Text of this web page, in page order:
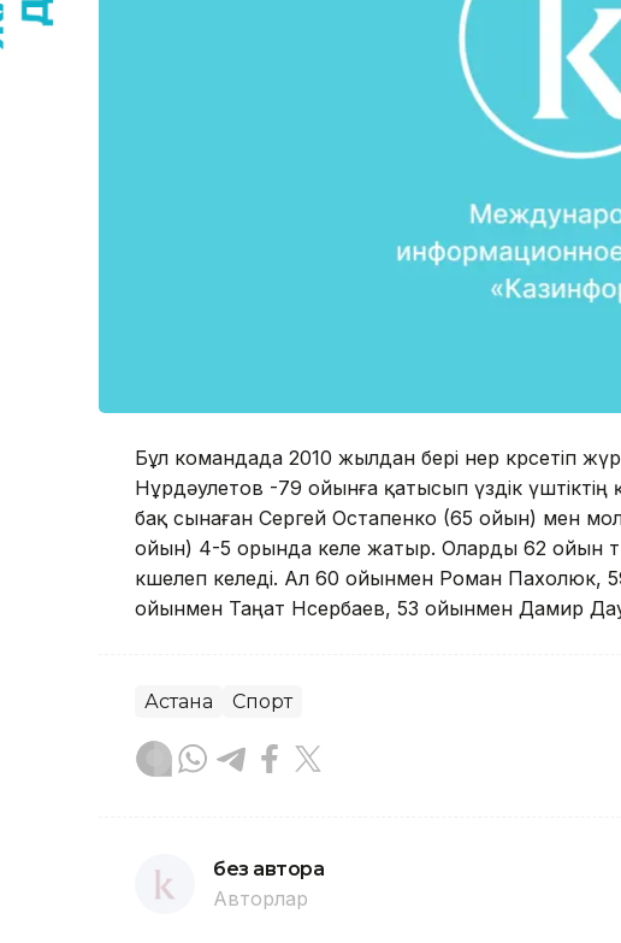
Бұл командада 2010 жылдан бері өнер көрсетіп
Нұрдәулетов -79 ойынға қатысып үздік
бақ сынаған Сергей Остапенко (65 ойын) мен
ойын) 4-5 орында келе жатыр. Оларды 62 ойын
өкшелеп келеді. Ал 60 ойынмен Роман
ойынмен Таңат Нөсербаев, 53 ойынмен Дамир
Астана Спорт
без автора
Авторлар